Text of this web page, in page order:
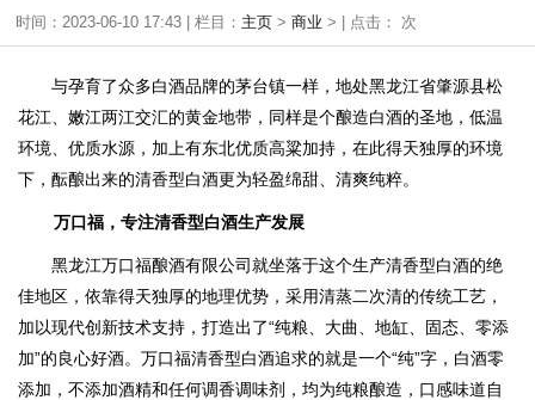
时间：2023-06-10 17:43 | 栏目： 主页 > 商业 > | 点击： 次
与孕育了众多白酒品牌的茅台镇一样，地处黑龙江省肇源县松
花江、嫩江两江交汇的黄金地带，同样是个酿造白酒的圣地，低温
环境、优质水源，加上有东北优质高粱加持，在此得天独厚的环境
下，酝酿出来的清香型白酒更为轻盈绵甜、清爽纯粹。
万口福，专注清香型白酒生产发展
黑龙江万口福酿酒有限公司就坐落于这个生产清香型白酒的绝
佳地区，依靠得天独厚的地理优势，采用清蒸二次清的传统工艺，
加以现代创新技术支持，打造出了“纯粮、大曲、地缸、固态、零添
加”的良心好酒。万口福清香型白酒追求的就是一个“纯”字，白酒零
添加，不添加酒精和任何调香调味剂，均为纯粮酿造，口感味道自